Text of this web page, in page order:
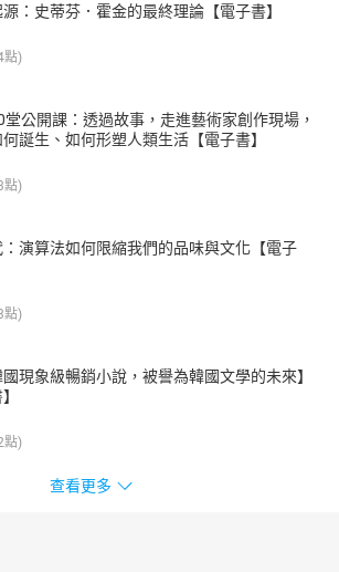
：史蒂芬．霍金的最終理論【電子書】
點)
堂公開課：透過故事，走進藝術家創作現場，
誕生、如何形塑人類生活【電子書】
點)
：演算法如何限縮我們的品味與文化【電子
點)
現象級暢銷小說，被譽為韓國文學的未來】
點)
查看更多